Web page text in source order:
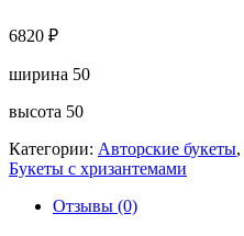
6820 ₽
ширина 50
высота 50
Категории: Авторские букеты,
Букеты с хризантемами
Отзывы (0)